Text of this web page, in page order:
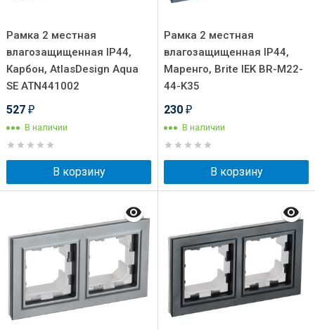
Рамка 2 местная
влагозащищенная IP44,
Карбон, AtlasDesign Aqua
SE ATN441002
527 ₽
В наличии
В корзину
Рамка 2 местная
влагозащищенная IP44,
Маренго, Brite IEK BR-M22-
44-K35
230 ₽
В наличии
В корзину